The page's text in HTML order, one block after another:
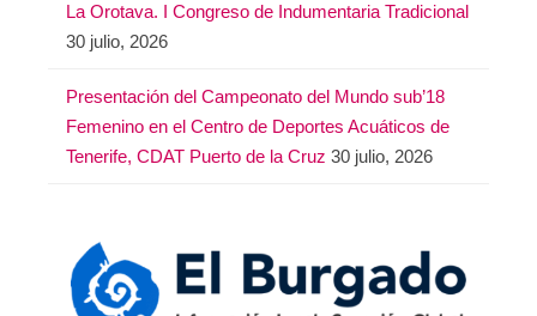
La Orotava. I Congreso de Indumentaria Tradicional
30 julio, 2026
Presentación del Campeonato del Mundo sub’18
Femenino en el Centro de Deportes Acuáticos de
Tenerife, CDAT Puerto de la Cruz 30 julio, 2026